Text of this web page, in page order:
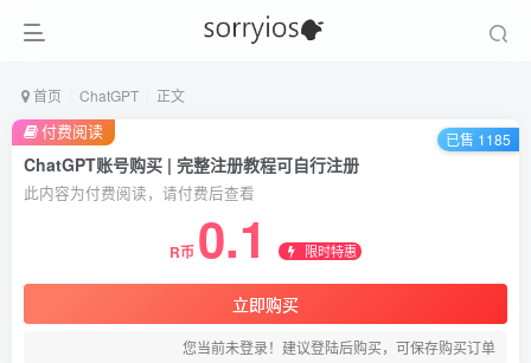
首页 ChatGPT 正文
ChatGPT账号购买 | 完整注册教程可自行注册
此内容为付费阅读，请付费后查看
R币 0.1 限时特惠
立即购买
您当前未登录！建议登陆后购买，可保存购买订单
付费阅读 已售 1185